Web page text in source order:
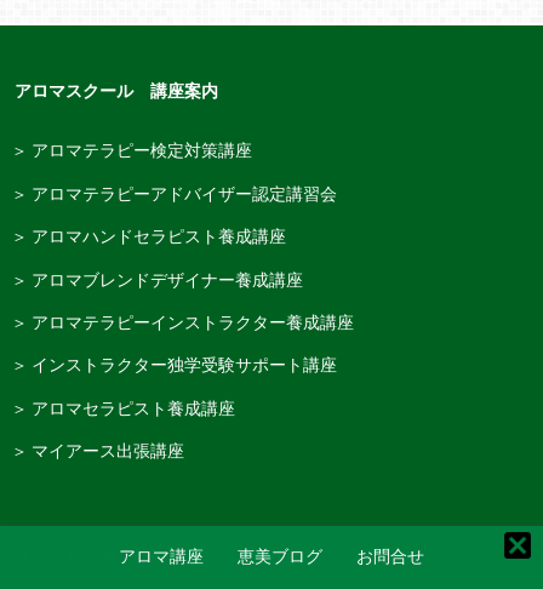
アロマスクール 講座案内
＞ アロマテラピー検定対策講座
＞ アロマテラピーアドバイザー認定講習会
＞ アロマハンドセラピスト養成講座
＞ アロマブレンドデザイナー養成講座
＞ アロマテラピーインストラクター養成講座
＞ インストラクター独学受験サポート講座
＞ アロマセラピスト養成講座
＞ マイアース出張講座
アロマ講座 恵美ブログ お問合せ